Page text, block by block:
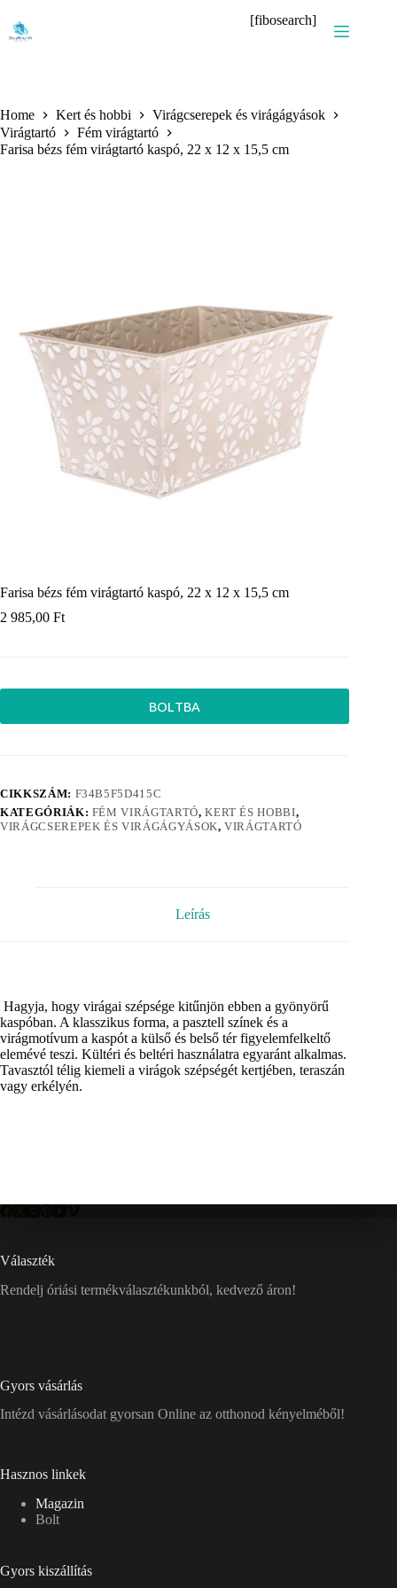
content
[fibosearch]
Home Kert és hobbi
Virágcserepek és virágágyások
Virágtartó
Fém virágtartó
Farisa bézs fém virágtartó kaspó, 22 x 12 x 15,5 cm
Farisa bézs fém virágtartó kaspó, 22 x 12 x 15,5 cm
2 985,00 Ft
BOLTBA
CIKKSZÁM: F34B5F5D415C
KATEGÓRIÁK: FÉM VIRÁGTARTÓ,KERT ÉS HOBBI,
VIRÁGCSEREPEK ÉS VIRÁGÁGYÁSOK,VIRÁGTARTÓ
Leírás
Hagyja, hogy virágai szépsége kitűnjön ebben a gyönyörű
kaspóban. A klasszikus forma, a pasztell színek és a
virágmotívum a kaspót a külső és belső tér figyelemfelkeltő
elemévé teszi. Kültéri és beltéri használatra egyaránt alkalmas.
Tavasztól télig kiemeli a virágok szépségét kertjében, teraszán
vagy erkélyén.
Választék
Rendelj óriási termékválasztékunkból, kedvező áron!
Gyors vásárlás
Intézd vásárlásodat gyorsan Online az otthonod kényelméből!
Hasznos linkek
Magazin
Bolt
Gyors kiszállítás